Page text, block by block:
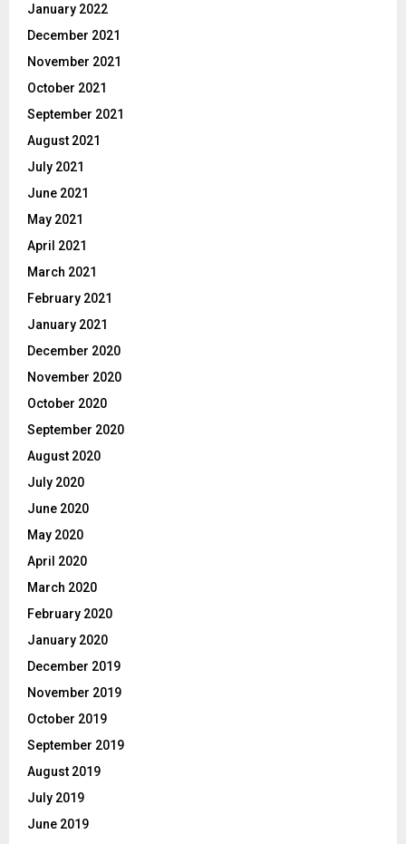
January 2022
December 2021
November 2021
October 2021
September 2021
August 2021
July 2021
June 2021
May 2021
April 2021
March 2021
February 2021
January 2021
December 2020
November 2020
October 2020
September 2020
August 2020
July 2020
June 2020
May 2020
April 2020
March 2020
February 2020
January 2020
December 2019
November 2019
October 2019
September 2019
August 2019
July 2019
June 2019